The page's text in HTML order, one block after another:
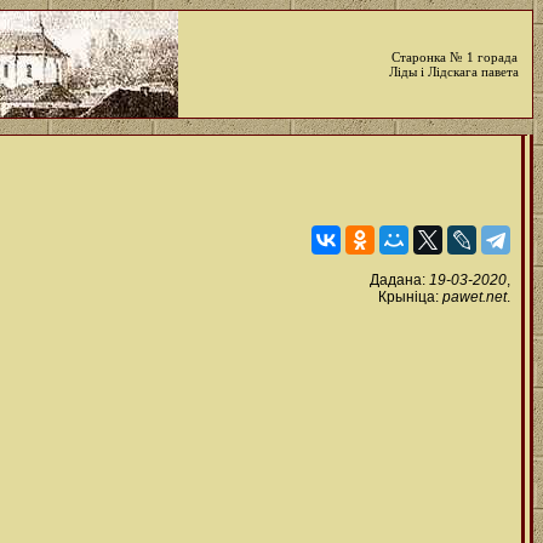
Старонка № 1 горада
Ліды і Лідскага павета
Дадана: 19-03-2020,
Крыніца: pawet.net.